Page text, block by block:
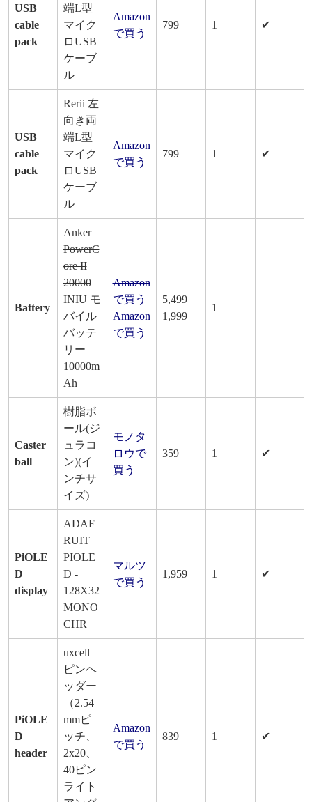
USB
cable
pack
端L型
マイク
ロUSB
ケーブ
ル
Amazon
で買う
799 1 ✔
USB
cable
pack
Rerii 左
向き両
端L型
マイク
ロUSB
ケーブ
ル
Amazon
で買う
799 1 ✔
Battery
Anker
PowerC
ore II
20000
INIU モ
バイル
バッテ
リー
10000m
Ah
Amazon
で買う
Amazon
で買う
5,499
1,999
1
Caster
ball
樹脂ボ
ール(ジ
ュラコ
ン)(イ
ンチサ
イズ)
モノタ
ロウで
買う
359 1 ✔
PiOLE
D
display
ADAF
RUIT
PIOLE
D -
128X32
MONO
CHR
マルツ
で買う
1,959 1 ✔
PiOLE
D
header
uxcell
ピンヘ
ッダー
（2.54
mmピ
ッチ、
2x20、
40ピン
ライト
Amazon
で買う
839 1 ✔